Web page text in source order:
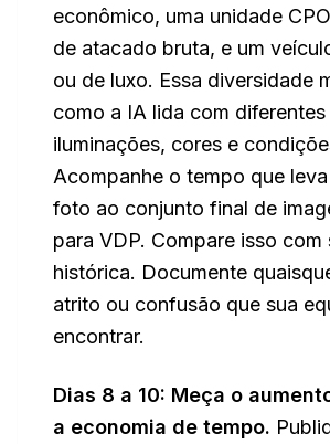
econômico, uma unidade
de atacado bruta, e um
ou de luxo. Essa diversidade
como a IA lida com diferentes
iluminações, cores e
Acompanhe o tempo que
foto ao conjunto final de
para VDP. Compare isso com
histórica. Documente
atrito ou confusão que sua
encontrar.
Dias 8 a 10: Meça o
a economia de tempo.